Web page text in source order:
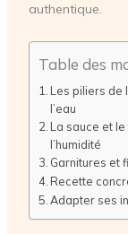
authentique.
Table des
Les piliers de
l’eau
La sauce et
l’humidité
Garnitures et
Recette
Adapter ses